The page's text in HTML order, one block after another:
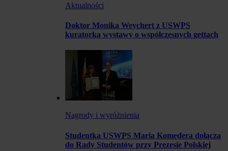
Aktualności
Doktor Monika Weychert z USWPS
kuratorką wystawy o współczesnych gettach
Nagrody i wyróżnienia
Studentka USWPS Maria Komędera dołącza
do Rady Studentów przy Prezesie Polskiej